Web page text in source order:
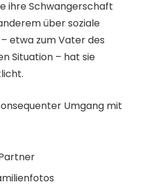
ihre Schwangerschaft
über soziale
etwa zum Vater des
Situation – hat sie
Umgang mit